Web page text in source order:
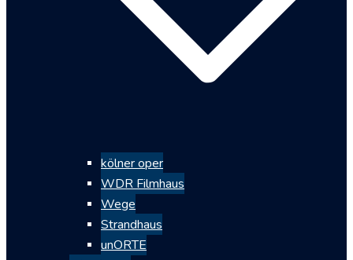
kölner oper
WDR Filmhaus
Wege
Strandhaus
unORTE